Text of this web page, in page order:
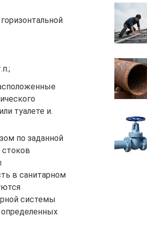
туалете и.
по заданной
в санитарном
системы